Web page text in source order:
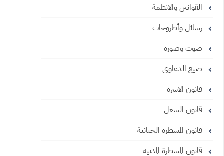
القوانين والانظمة
رسائل وأطروحات
صوت وصورة
صيغ الدعاوى
قانون الاسرة
قانون الشغل
قانون المسطرة الجنائية
قانون المسطرة المدنية